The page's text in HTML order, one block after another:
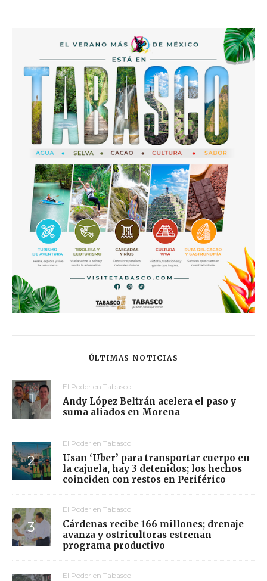
ÚLTIMAS NOTICIAS
El Poder en Tabasco
Andy López Beltrán acelera el paso y
suma aliados en Morena
El Poder en Tabasco
Usan ‘Uber’ para transportar cuerpo en
la cajuela, hay 3 detenidos; los hechos
coinciden con restos en Periférico
El Poder en Tabasco
Cárdenas recibe 166 millones; drenaje
avanza y ostricultoras estrenan
programa productivo
El Poder en Tabasco